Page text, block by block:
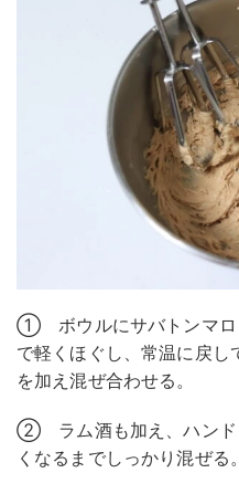
① ボウルにサバトンマロ
で軽くほぐし、常温に戻し
を加え混ぜ合わせる。
② ラム酒も加え、ハンド
くなるまでしっかり混ぜる。